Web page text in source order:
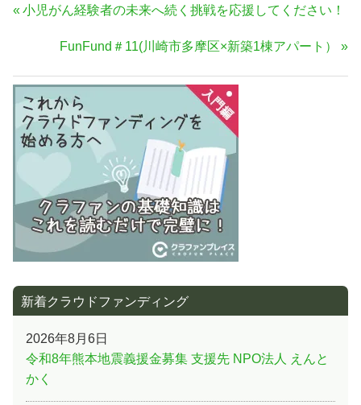
投
ビ
ゲ
ー
シ
ョ
前
小児がん経験者の未来へ続く挑戦を応援してください！
次
記
事:
FunFund＃11(川崎市多摩区×新築1棟アパート）
新着クラウドファンディング
2026年8月6日
令和8年熊本地震義援金募集 支援先 NPO法人 えんと
かく